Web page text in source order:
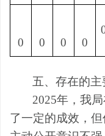
0 0 0 0
五、存在的
2025年 ，我
了一定的成效 ， 但